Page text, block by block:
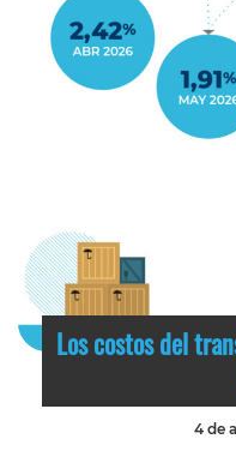
Los costos del
4 de